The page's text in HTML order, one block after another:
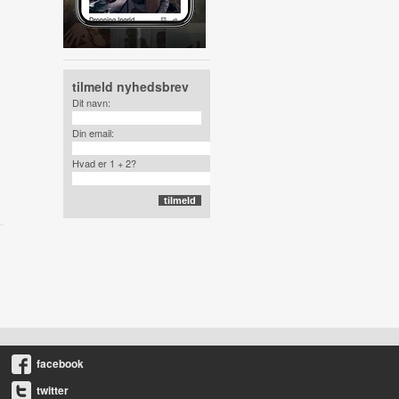
tilmeld nyhedsbrev
Dit navn:
Din email:
Hvad er 1 + 2?
facebook
twitter